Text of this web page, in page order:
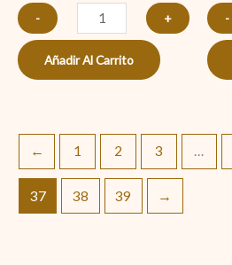
-
+
Añadir Al Carrito
-
← 1 2 3 …
37 38 39 →